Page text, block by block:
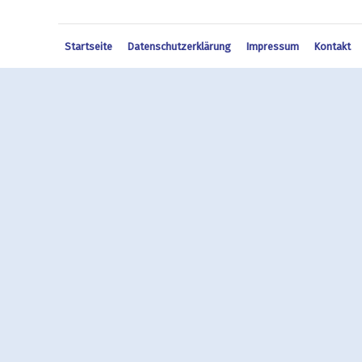
Startseite Datenschutzerklärung Impressum Kontakt